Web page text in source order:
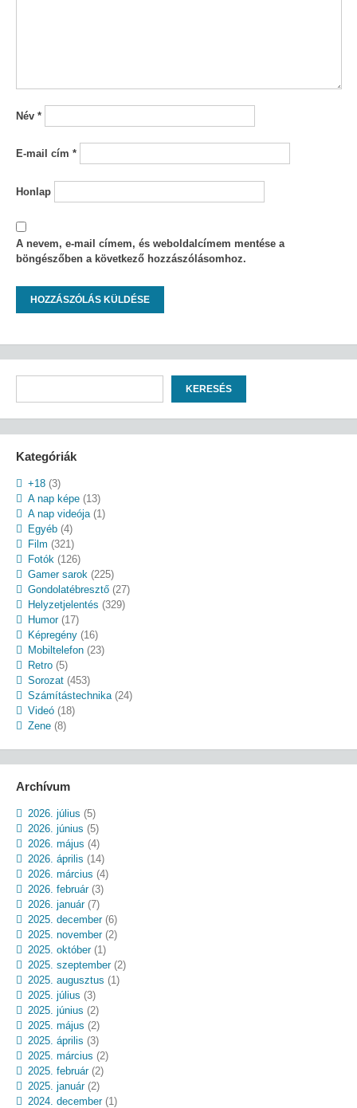
Név *
E-mail cím *
Honlap
A nevem, e-mail címem, és weboldalcímem mentése a
böngészőben a következő hozzászólásomhoz.
KERESÉS
Kategóriák
+18(3)
A nap képe(13)
A nap videója(1)
Egyéb(4)
Film (321)
Fotók (126)
Gamer sarok (225)
Gondolatébresztő(27)
Helyzetjelentés (329)
Humor(17)
Képregény(16)
Mobiltelefon(23)
Retro(5)
Sorozat(453)
Számítástechnika(24)
Videó(18)
Zene(8)
Archívum
2026. július (5)
2026. június (5)
2026. május (4)
2026. április (14)
2026. március (4)
2026. február(3)
2026. január(7)
2025. december(6)
2025. november(2)
2025. október(1)
2025. szeptember(2)
2025. augusztus (1)
2025. július (3)
2025. június (2)
2025. május (2)
2025. április (3)
2025. március (2)
2025. február(2)
2025. január(2)
2024. december(1)